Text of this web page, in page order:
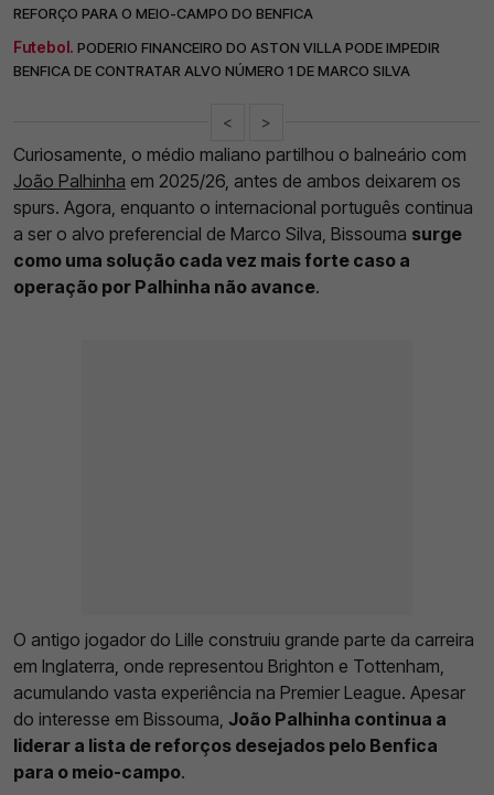
REFORÇO PARA O MEIO-CAMPO DO BENFICA
Futebol. PODERIO FINANCEIRO DO ASTON VILLA PODE IMPEDIR
BENFICA DE CONTRATAR ALVO NÚMERO 1 DE MARCO SILVA
< >
Curiosamente, o médio maliano partilhou o balneário com
João Palhinha em 2025/26, antes de ambos deixarem os
spurs. Agora, enquanto o internacional português continua
a ser o alvo preferencial de Marco Silva, Bissouma surge
como uma solução cada vez mais forte caso a
operação por Palhinha não avance.
O antigo jogador do Lille construiu grande parte da carreira
em Inglaterra, onde representou Brighton e Tottenham,
acumulando vasta experiência na Premier League. Apesar
do interesse em Bissouma, João Palhinha continua a
liderar a lista de reforços desejados pelo Benfica
para o meio-campo.